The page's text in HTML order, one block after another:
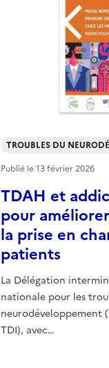
TDAH et
pour
la prise en
patients
La Délégation
nationale pour les
neurodéveloppement
TDI), avec…
TROUBLES DU
Publié le13 février 2026